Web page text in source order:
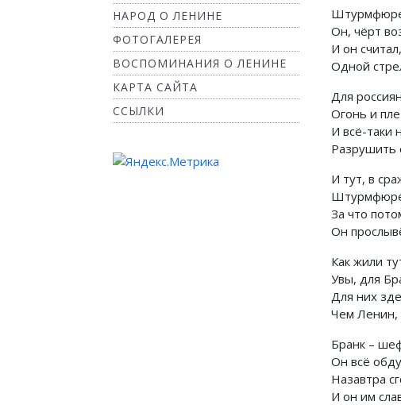
НАРОД О ЛЕНИНЕ
ФОТОГАЛЕРЕЯ
ВОСПОМИНАНИЯ О ЛЕНИНЕ
КАРТА САЙТА
ССЫЛКИ
Он, чёрт
И он
Одной
Для
Огонь и
И всё-таки
Разрушить
И тут, в
За что
Он
Как жили
Увы, для
Для них
Чем Ленин,
Бранк –
Он всё
Назавтра
И он им